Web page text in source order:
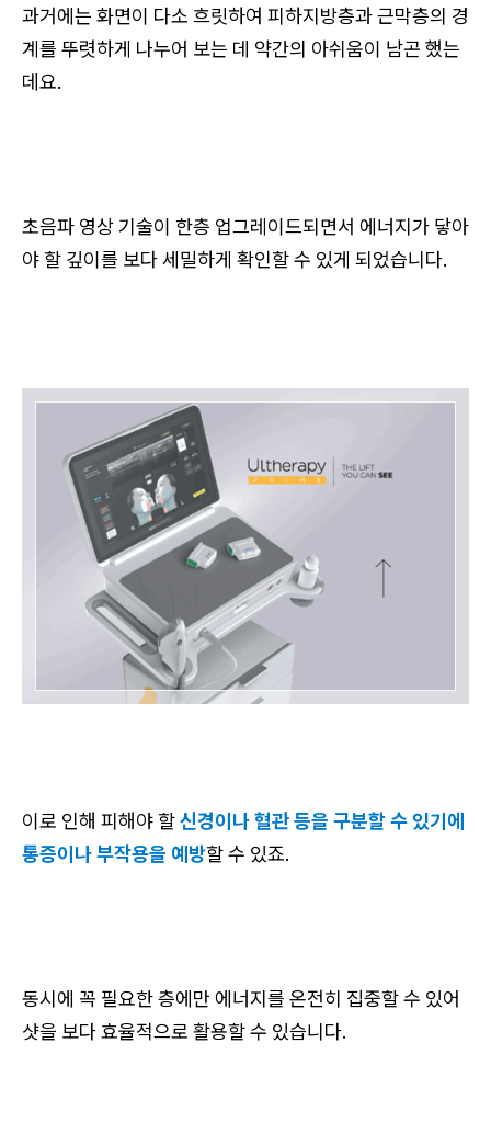
과거에는 화면이 다소 흐릿하여 피하지방층과 근막층의 경
계를 뚜렷하게 나누어 보는 데 약간의 아쉬움이 남곤 했는
데요.
초음파 영상 기술이 한층 업그레이드되면서 에너지가 닿아
야 할 깊이를 보다 세밀하게 확인할 수 있게 되었습니다.
이로 인해 피해야 할신경이나 혈관 등을 구분할 수 있기에
통증이나 부작용을 예방할 수 있죠.
동시에 꼭 필요한 층에만 에너지를 온전히 집중할 수 있어
샷을 보다 효율적으로 활용할 수 있습니다.